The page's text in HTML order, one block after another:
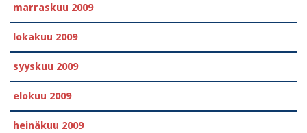
marraskuu 2009
lokakuu 2009
syyskuu 2009
elokuu 2009
heinäkuu 2009